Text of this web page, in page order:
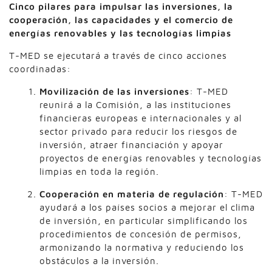
Cinco pilares para impulsar las inversiones, la
cooperación, las capacidades y el comercio de
energías renovables y las tecnologías limpias
T-MED se ejecutará a través de cinco acciones
coordinadas:
Movilización de las inversiones: T-MED
reunirá a la Comisión, a las instituciones
financieras europeas e internacionales y al
sector privado para reducir los riesgos de
inversión, atraer financiación y apoyar
proyectos de energías renovables y tecnologías
limpias en toda la región.
Cooperación en materia de regulación : T-MED
ayudará a los países socios a mejorar el clima
de inversión, en particular simplificando los
procedimientos de concesión de permisos,
armonizando la normativa y reduciendo los
obstáculos a la inversión.